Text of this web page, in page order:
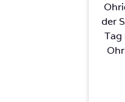
der
Tag